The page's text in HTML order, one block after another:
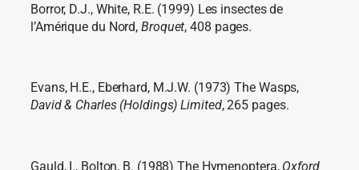
Borror, D.J., White, R.E. (1999) Les insectes de
l’Amérique du Nord, Broquet, 408 pages.
Evans, H.E., Eberhard, M.J.W. (1973) The Wasps,
David & Charles (Holdings) Limited, 265 pages.
Gauld, I., Bolton, B. (1988) The Hymenoptera, Oxford